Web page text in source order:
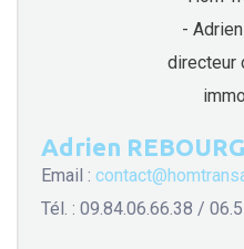
Adrien REBOURG
Email :
Tél. : 09.84.06.66.38 /